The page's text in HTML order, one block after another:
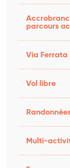
parcours
Via Ferrata
Vol libre
Multi-
de handicap,
25 ans.